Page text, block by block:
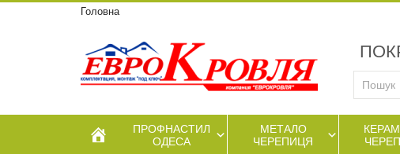
Головна
ПРОФНАСТИЛ
ОДЕСА
МЕТАЛО
ЧЕРЕПИЦЯ